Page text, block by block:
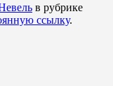
в рубрике
ссылку.